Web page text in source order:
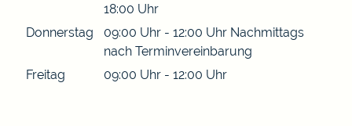
18:00 Uhr
Donnerstag
09:00 Uhr - 12:00 Uhr Nachmittags
nach Terminvereinbarung
Freitag
09:00 Uhr - 12:00 Uhr